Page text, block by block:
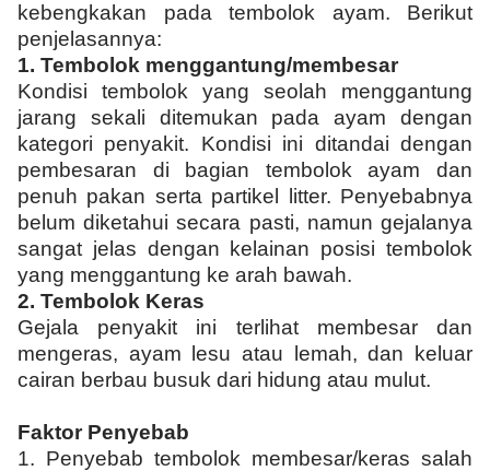
kebengkakan pada tembolok ayam. Berikut
penjelasannya:
1. Tembolok menggantung/membesar
Kondisi tembolok yang seolah menggantung
jarang sekali ditemukan pada ayam dengan
kategori penyakit. Kondisi ini ditandai dengan
pembesaran di bagian tembolok ayam dan
penuh pakan serta partikel litter. Penyebabnya
belum diketahui secara pasti, namun gejalanya
sangat jelas dengan kelainan posisi tembolok
yang menggantung ke arah bawah.
2. Tembolok Keras
Gejala penyakit ini terlihat membesar dan
mengeras, ayam lesu atau lemah, dan keluar
cairan berbau busuk dari hidung atau mulut.
Faktor Penyebab
1. Penyebab tembolok membesar/keras salah